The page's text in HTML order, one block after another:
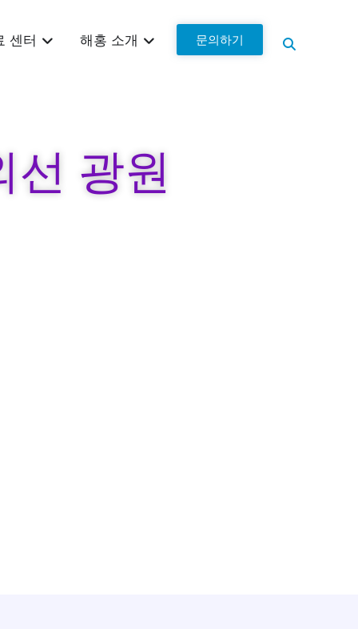
센터 해홍 소개 문의하기
선 광원